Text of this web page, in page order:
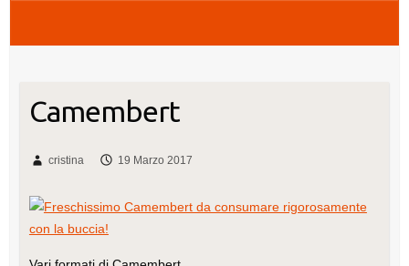
Camembert
cristina 19 Marzo 2017